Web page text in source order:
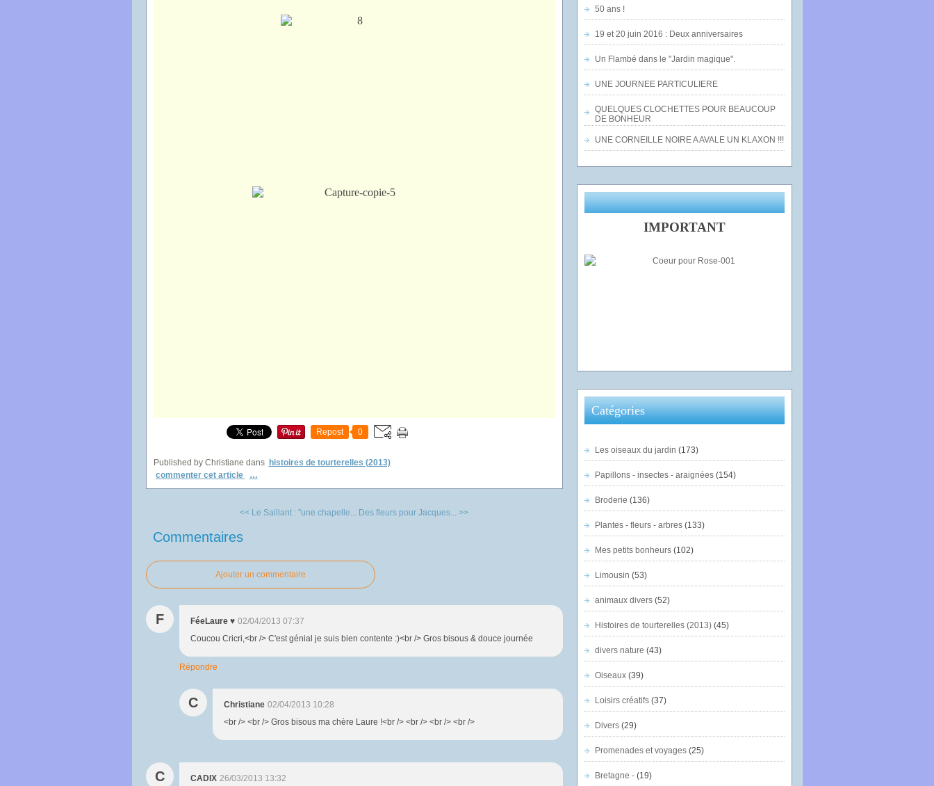
Repost 0
Published by Christiane dans histoires de tourterelles (2013)
commenter cet article
…
<< Le Saillant : "une chapelle... Des fleurs pour Jacques... >>
Commentaires
Ajouter un commentaire
F FéeLaure ♥ 02/04/2013 07:37
Coucou Cricri,<br /> C'est génial je suis bien contente :)<br /> Gros bisous & douce journée
Répondre
C Christiane 02/04/2013 10:28
<br /> <br /> Gros bisous ma chère Laure !<br /> <br /> <br /> <br />
C CADIX 26/03/2013 13:32
50 ans !
19 et 20 juin 2016 : Deux anniversaires
Un Flambé dans le "Jardin magique".
UNE JOURNEE PARTICULIERE
QUELQUES CLOCHETTES POUR BEAUCOUP
DE BONHEUR
UNE CORNEILLE NOIRE A AVALE UN KLAXON !!!
IMPORTANT
Catégories
Les oiseaux du jardin (173)
Papillons - insectes - araignées(154)
Broderie (136)
Plantes - fleurs - arbres(133)
Mes petits bonheurs(102)
Limousin (53)
animaux divers(52)
Histoires de tourterelles (2013)(45)
divers nature (43)
Oiseaux(39)
Loisirs créatifs(37)
Divers(29)
Promenades et voyages(25)
Bretagne -(19)